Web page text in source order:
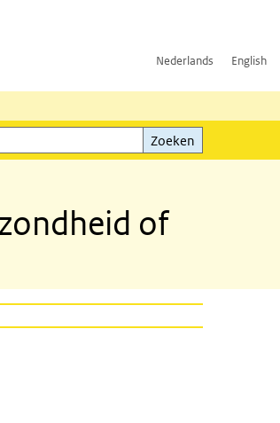
Nederlands English
Zoeken
of